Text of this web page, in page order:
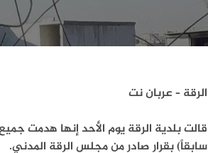
الرقة – عربان نت
قالت بلدية الرقة يوم الأحد إنها هدمت
سابقاً) بقرار صادر من مجلس الرقة المدني.